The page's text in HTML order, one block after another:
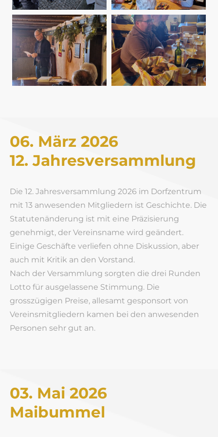
06. März 2026
12. Jahresversammlung
Die 12. Jahresversammlung 2026 im Dorfzentrum
mit 13 anwesenden Mitgliedern ist Geschichte. Die
Statutenänderung ist mit eine Präzisierung
genehmigt, der Vereinsname wird geändert.
Einige Geschäfte verliefen ohne Diskussion, aber
auch mit Kritik an den Vorstand.
​Nach der Versammlung sorgten die drei Runden
Lotto für ausgelassene Stimmung. Die
grosszügigen Preise, allesamt gesponsort von
Vereinsmitgliedern kamen bei den anwesenden
Personen sehr gut an.
03. Mai 2026
​Maibummel